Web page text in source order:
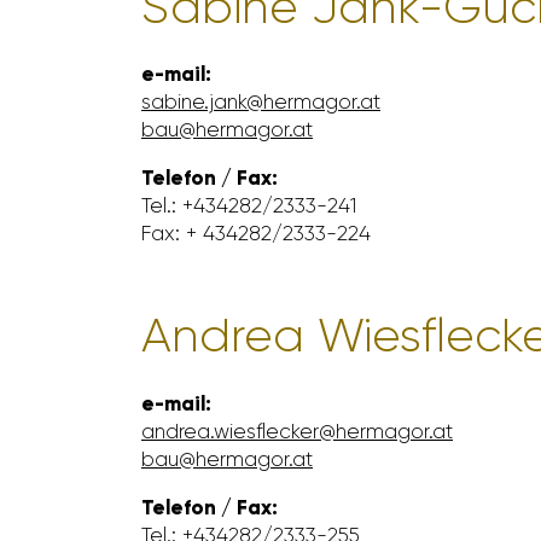
e-mail:
sabine.jank@hermagor.at
bau@hermagor.at
Telefon / Fax:
Tel.: +434282/​2333-241
Fax: + 434282/​2333-224
Andrea
e-mail:
andrea.wies­fle­cker@hermagor.at
bau@hermagor.at
Telefon / Fax:
Tel.: +434282/​2333-255